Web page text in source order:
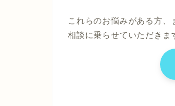
これらのお悩みがある方
相談に乗らせていただきま